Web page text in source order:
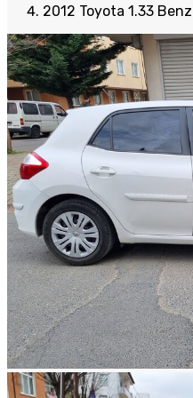
2012 Toyota 1.33